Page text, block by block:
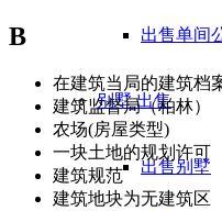
出售单间
别墅出售
出售别墅
B
在建筑当局的建筑档
建筑监督局（柏林）
农场(房屋类型)
一块土地的规划许可
建筑规范
建筑地块为无建筑区